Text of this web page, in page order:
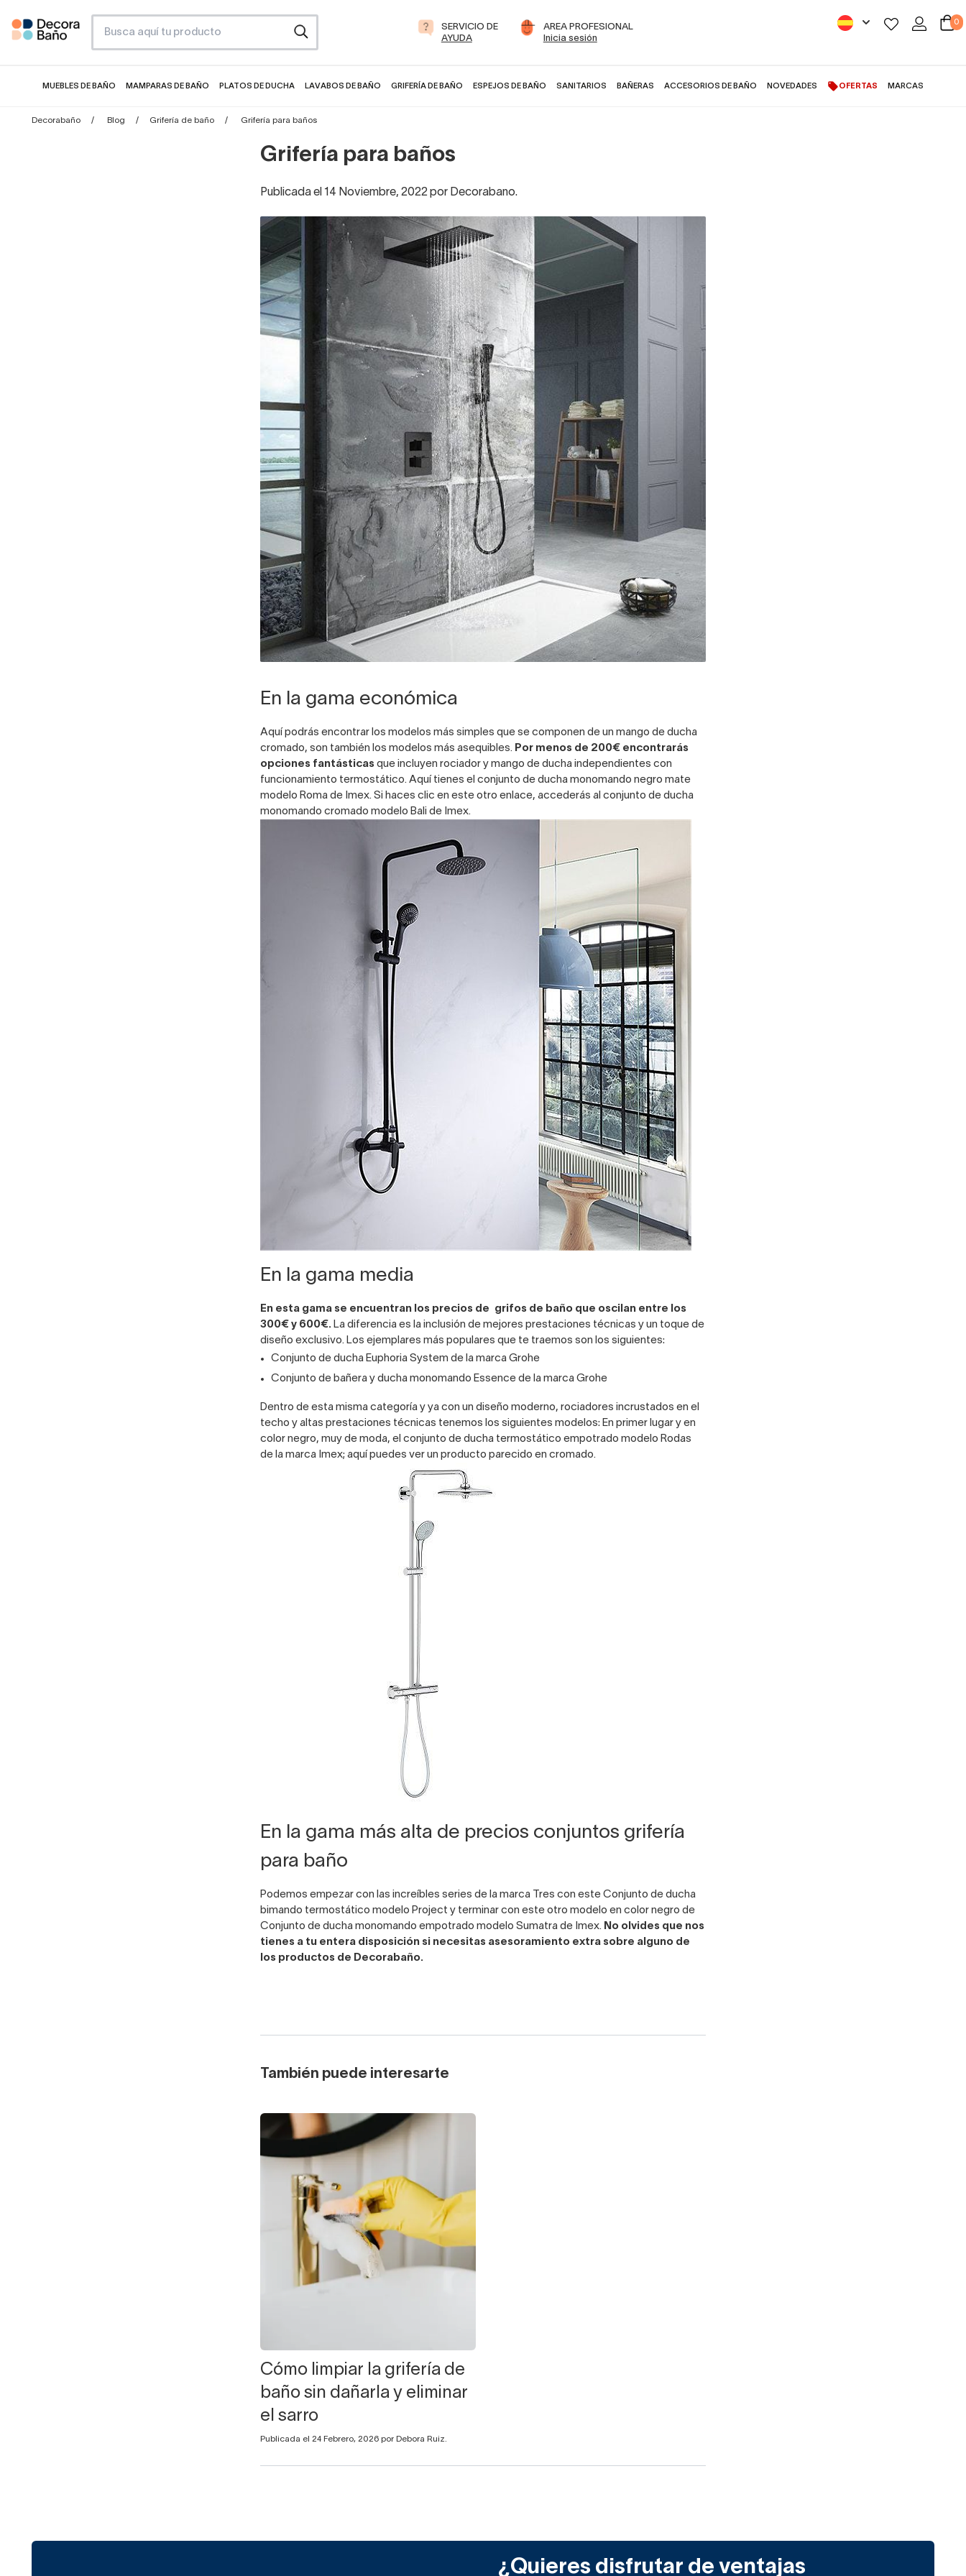
SERVICIO DE
AYUDA
AREA PROFESIONAL
Inicia sesión
0
MUEBLES DE BAÑO MAMPARAS DE BAÑO PLATOS DE DUCHA LAVABOS DE BAÑO GRIFERÍA DE BAÑO ESPEJOS DE BAÑO SANITARIOS BAÑERAS ACCESORIOS DE BAÑO NOVEDADES OFERTAS MARCAS
Decorabaño Blog Grifería de baño Grifería para baños
Grifería para baños
Publicada el 14 Noviembre, 2022 por Decorabano.
En la gama económica
Aquí podrás encontrar los modelos más simples que se componen de un mango de ducha
cromado, son también los modelos más asequibles. Por menos de 200€ encontrarás
opciones fantásticas que incluyen rociador y mango de ducha independientes con
funcionamiento termostático. Aquí tienes el conjunto de ducha monomando negro mate
modelo Roma de Imex. Si haces clic en este otro enlace, accederás al conjunto de ducha
monomando cromado modelo Bali de Imex.
En la gama media
En esta gama se encuentran los precios de grifos de baño que oscilan entre los
300€ y 600€. La diferencia es la inclusión de mejores prestaciones técnicas y un toque de
diseño exclusivo. Los ejemplares más populares que te traemos son los siguientes:
Conjunto de ducha Euphoria System de la marca Grohe
Conjunto de bañera y ducha monomando Essence de la marca Grohe
Dentro de esta misma categoría y ya con un diseño moderno, rociadores incrustados en el
techo y altas prestaciones técnicas tenemos los siguientes modelos: En primer lugar y en
color negro, muy de moda, el conjunto de ducha termostático empotrado modelo Rodas
de la marca Imex; aquí puedes ver un producto parecido en cromado.
En la gama más alta de precios conjuntos grifería
para baño
Podemos empezar con las increíbles series de la marca Tres con este Conjunto de ducha
bimando termostático modelo Project y terminar con este otro modelo en color negro de
Conjunto de ducha monomando empotrado modelo Sumatra de Imex. No olvides que nos
tienes a tu entera disposición si necesitas asesoramiento extra sobre alguno de
los productos de Decorabaño.
También puede interesarte
Cómo limpiar la grifería de
baño sin dañarla y eliminar
el sarro
Publicada el 24 Febrero, 2026 por Debora Ruiz.
¿Quieres disfrutar de ventajas